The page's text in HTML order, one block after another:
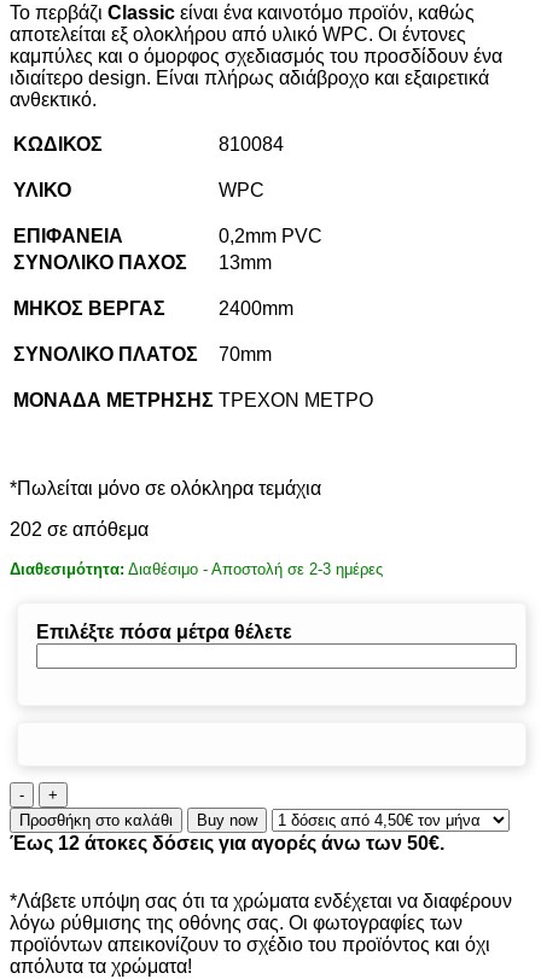
Το περβάζι Classic είναι ένα καινοτόμο προϊόν, καθώς
αποτελείται εξ ολοκλήρου από υλικό WPC. Οι έντονες
καμπύλες και ο όμορφος σχεδιασμός του προσδίδουν ένα
ιδιαίτερο design. Είναι πλήρως αδιάβροχο και εξαιρετικά
ανθεκτικό.
ΚΩΔΙΚΟΣ 810084
ΥΛΙΚΟ WPC
ΕΠΙΦΑΝΕΙΑ
0,2mm PVC
ΣΥΝΟΛΙΚΟ ΠΑΧΟΣ
13mm
ΜΗΚΟΣ ΒΕΡΓΑΣ 2400mm
ΣΥΝΟΛΙΚΟ ΠΛΑΤΟΣ 70mm
ΜΟΝΑΔΑ ΜΕΤΡΗΣΗΣ ΤΡΕΧΟΝ ΜΕΤΡΟ
*Πωλείται μόνο σε ολόκληρα τεμάχια
202 σε απόθεμα
Διαθεσιμότητα: Διαθέσιμο - Αποστολή σε 2-3 ημέρες
Επιλέξτε πόσα μέτρα θέλετε
ΠΕΡΒΑΖΙ
BIΝΥΛΙΚΟ
HONEY
OAK
CLASSIC
70Χ2400mm
ποσότητα
Προσθήκη στο καλάθι Buy now
Έως 12 άτοκες δόσεις για αγορές άνω των 50€.
*Λάβετε υπόψη σας ότι τα χρώματα ενδέχεται να διαφέρουν
λόγω ρύθμισης της οθόνης σας. Οι φωτογραφίες των
προϊόντων απεικονίζουν το σχέδιο του προϊόντος και όχι
απόλυτα τα χρώματα!